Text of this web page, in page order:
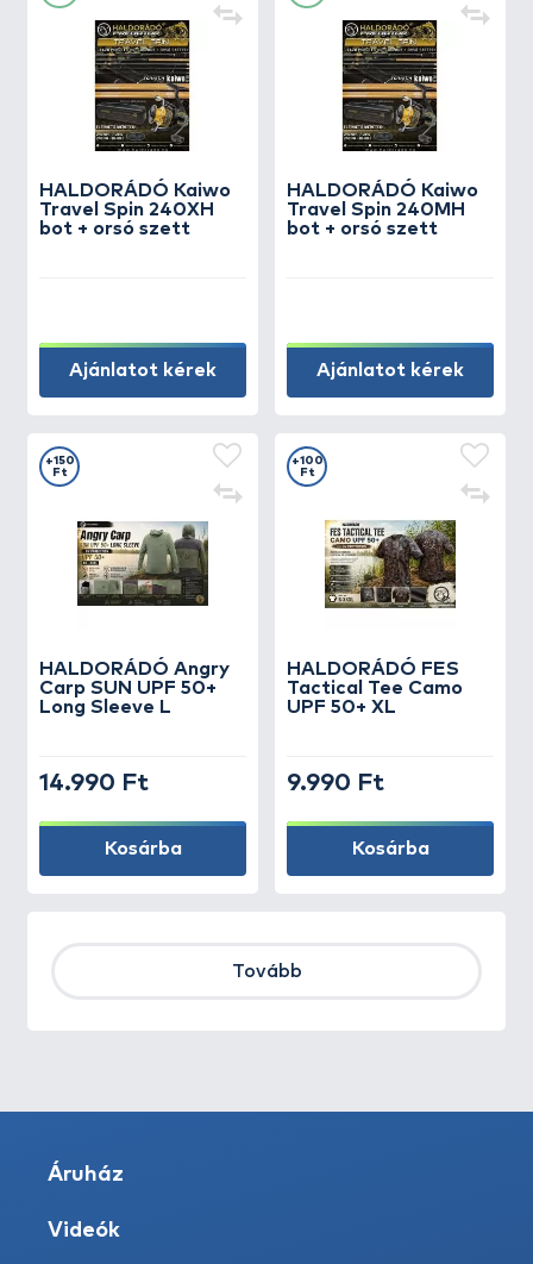
HALDORÁDÓ Kaiwo
Travel Spin 240XH
bot + orsó szett
Ajánlatot kérek
HALDORÁDÓ Kaiwo
Travel Spin 240MH
bot + orsó szett
Ajánlatot kérek
HALDORÁDÓ Angry
Carp SUN UPF 50+
Long Sleeve L
+150
Ft
14.990 Ft
Kosárba
HALDORÁDÓ FES
Tactical Tee Camo
UPF 50+ XL
+100
Ft
9.990 Ft
Kosárba
Tovább
Áruház
Videók